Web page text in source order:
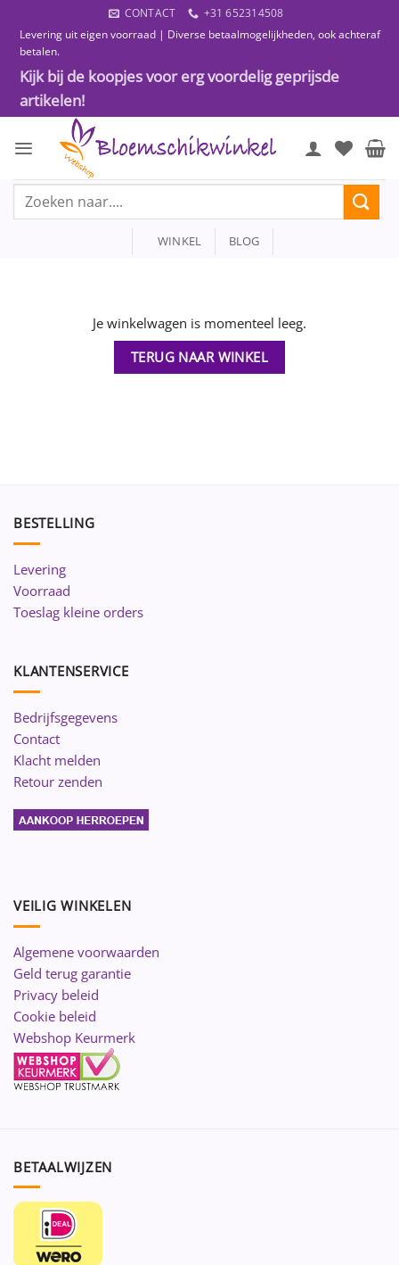
naar
inhoud
CONTACT
+31 652314508
Levering uit eigen voorraad | Diverse betaalmogelijkheden, ook achteraf
betalen.
Kijk bij de koopjes voor erg voordelig geprijsde
artikelen!
Zoeken
WINKEL BLOG
Je winkelwagen is momenteel leeg.
TERUG NAAR WINKEL
BESTELLING
Levering
Voorraad
Toeslag kleine orders
KLANTENSERVICE
Bedrijfsgegevens
Contact
Klacht melden
Retour zenden
VEILIG WINKELEN
Algemene voorwaarden
Geld terug garantie
Privacy beleid
Cookie beleid
Webshop Keurmerk
BETAALWIJZEN